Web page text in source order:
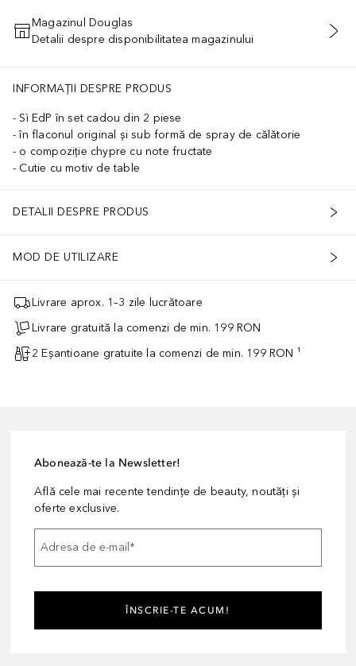
ADĂUGAȚI ÎN COŞ
Magazinul Douglas
Detalii despre disponibilitatea magazinului
INFORMAȚII DESPRE PRODUS
Sì EdP în set cadou din 2 piese
în flaconul original și sub formă de spray de călătorie
o compoziție chypre cu note fructate
Cutie cu motiv de table
DETALII DESPRE PRODUS
MOD DE UTILIZARE
Livrare aprox. 1–3 zile lucrătoare
Livrare gratuită la comenzi de min. 199 RON
2 Eșantioane gratuite la comenzi de min. 199 RON ¹
Abonează-te la Newsletter!
Află cele mai recente tendințe de beauty, noutăți și
oferte exclusive.
Adresa de e-mail*
ÎNSCRIE-TE ACUM!